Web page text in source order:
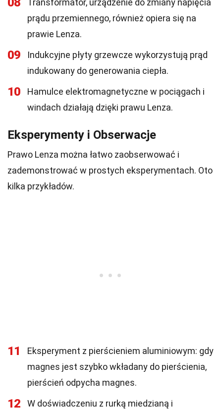
Transformator, urządzenie do zmiany napięcia
prądu przemiennego, również opiera się na
prawie Lenza.
09
Indukcyjne płyty grzewcze wykorzystują prąd
indukowany do generowania ciepła.
10
Hamulce elektromagnetyczne w pociągach i
windach działają dzięki prawu Lenza.
Eksperymenty i Obserwacje
Prawo Lenza można łatwo zaobserwować i
zademonstrować w prostych eksperymentach. Oto
kilka przykładów.
11
Eksperyment z pierścieniem aluminiowym: gdy
magnes jest szybko wkładany do pierścienia,
pierścień odpycha magnes.
12
W doświadczeniu z rurką miedzianą i